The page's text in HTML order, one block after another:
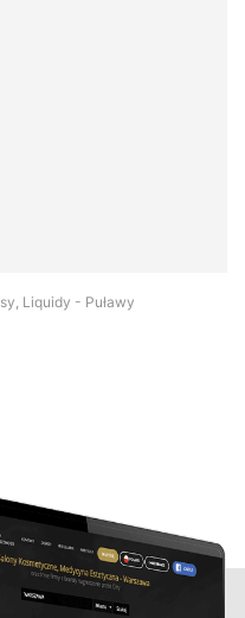
Liquidy - Puławy